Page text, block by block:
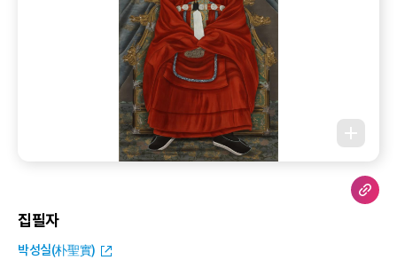
집필자
박성실(朴聖實)